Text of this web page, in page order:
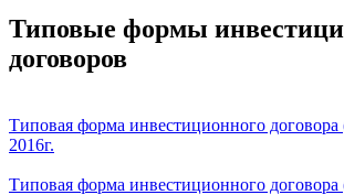
Типовые формы
договоров
Типовая форма инвестиционного
2016г.
Типовая форма инвестиционного договора